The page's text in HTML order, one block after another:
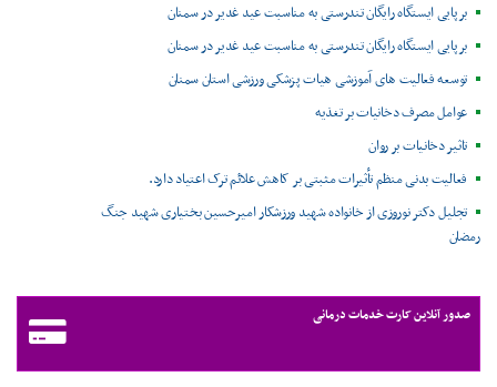
برپایی ایستگاه رایگان تندرستی به مناسبت عید غدیر در سمنان
برپایی ایستگاه رایگان تندرستی به مناسبت عید غدیر در سمنان
توسعه فعالیت های آموزشی هیات پزشکی ورزشی استان سمنان
عوامل مصرف دخانیات بر تغذیه
تاثیر دخانیات بر روان
فعالیت بدنی منظم تأثیرات مثبتی بر کاهش علائم ترک اعتیاد دارد.
تجلیل دکتر نوروزی از خانواده شهید ورزشکار امیرحسین بختیاری شهید جنگ
رمضان
صدور آنلاین کارت خدمات درمانی